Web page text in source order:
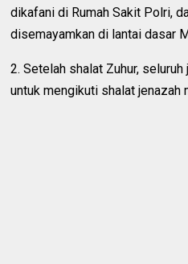
dikafani di Rumah Sakit Polri,
disemayamkan di lantai dasar
2. Setelah shalat Zuhur,
untuk mengikuti shalat jenazah